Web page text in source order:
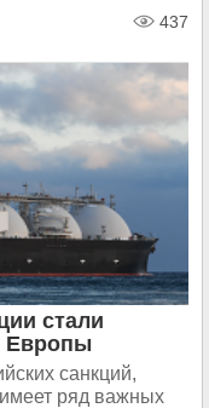
437
стали
Европы
санкций,
ряд важных